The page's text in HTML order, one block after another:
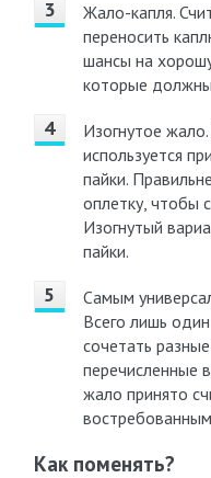
Жало-капля.
переносить
шансы на
которые
Изогнутое
используется
пайки.
оплетку, чтобы
Изогнутый
пайки.
Самым
Всего лишь
сочетать
перечисленные
жало принято
Как поменять?